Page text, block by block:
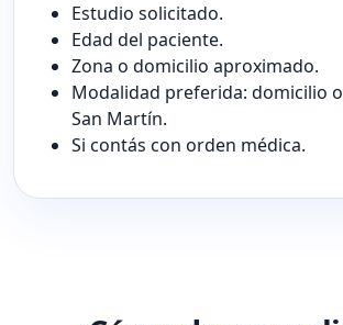
Estudio solicitado.
Edad del paciente.
Zona o domicilio aproximado.
Modalidad preferida: domicilio
San Martín.
Si contás con orden médica.